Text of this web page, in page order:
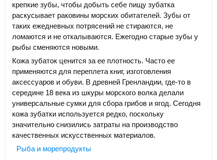
крепкие зубы, чтобы добыть себе пищу зубатка
раскусывает раковины морских обитателей. Зубы от
таких ежедневных потрясений не стираются, не
ломаются и не откалываются. Ежегодно старые зубы у
рыбы сменяются новыми.
Кожа зубаток ценится за ее плотность. Часто ее
применяются для переплета книг, изготовления
аксессуаров и обуви. В древней Гренландии, где-то в
середине 18 века из шкуры морского волка делали
универсальные сумки для сбора грибов и ягод. Сегодня
кожа зубатки используется редко, поскольку
значительно снизились затраты на производство
качественных искусственных материалов.
Рыба и морепродукты